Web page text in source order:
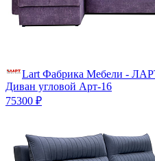
Lart Фабрика Мебели -
Диван угловой Арт-16
75300 ₽